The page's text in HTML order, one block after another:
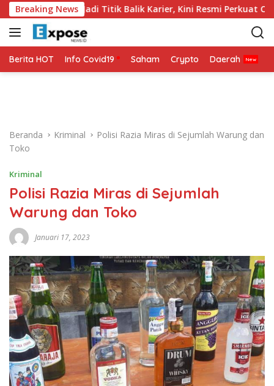
a
g
u
Breaking News
2026 Jadi Titik Balik Karier, Kini Resmi Perkuat Colo-Colo
Berita HOT Info Covid19 Saham Crypto Daerah
Beranda Kriminal
Polisi Razia Miras di Sejumlah Warung dan
Toko
Kriminal
Polisi Razia Miras di Sejumlah
Warung dan Toko
Januari 17, 2023